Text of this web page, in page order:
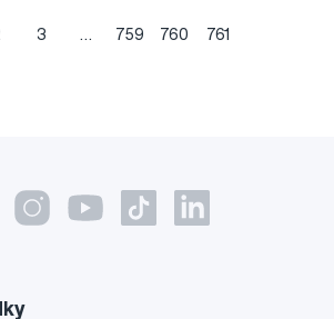
3 759 760 761